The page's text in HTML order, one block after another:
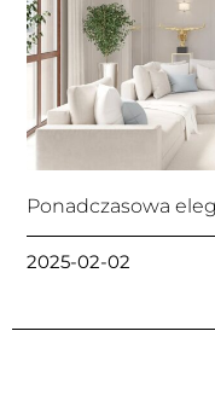
Ponadczasowa
2025-02-02